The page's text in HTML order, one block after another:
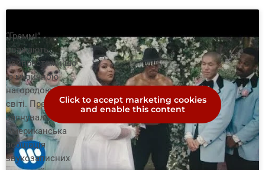
“Греммі”
вважають
найпрестижнішо
ю музичною
нагородою у
світі. Премію
заснувала
Американська
асоціація
звукозаписних
Click to accept marketing cookies
and enable this content